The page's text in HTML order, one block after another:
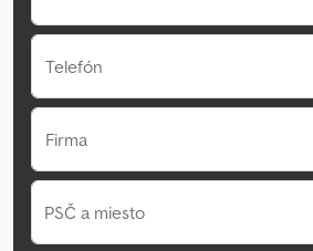
Telefón
Firma
PSČ a miesto